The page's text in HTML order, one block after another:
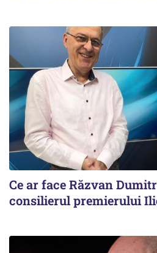
Ce ar face Răzvan
consilierul premierului